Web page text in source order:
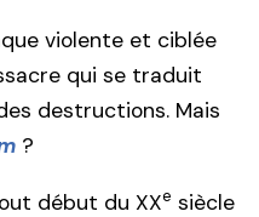
violente et ciblée
qui se traduit
destructions. Mais
?
début du XXe siècle